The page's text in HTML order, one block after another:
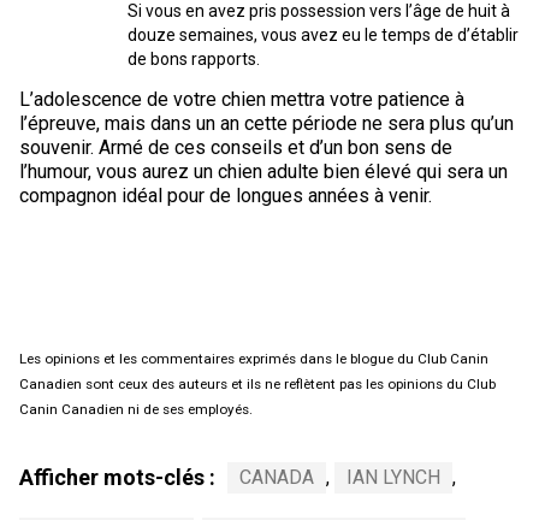
Si vous en avez pris possession vers l’âge de huit à
douze semaines, vous avez eu le temps de d’établir
de bons rapports.
L’adolescence de votre chien mettra votre patience à
l’épreuve, mais dans un an cette période ne sera plus qu’un
souvenir. Armé de ces conseils et d’un bon sens de
l’humour, vous aurez un chien adulte bien élevé qui sera un
compagnon idéal pour de longues années à venir.
Les opinions et les commentaires exprimés dans le blogue du Club Canin
Canadien sont ceux des auteurs et ils ne reflètent pas les opinions du Club
Canin Canadien ni de ses employés.
Afficher mots-clés : CANADA , IAN LYNCH ,